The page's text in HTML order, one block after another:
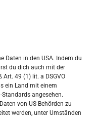
Daten in den USA. Indem du
du dich auch mit der
Art. 49 (1) lit. a DSGVO
ein Land mit einem
angesehen.
von US-Behörden zu
werden, unter Umständen
F S
5 6
12 13 14